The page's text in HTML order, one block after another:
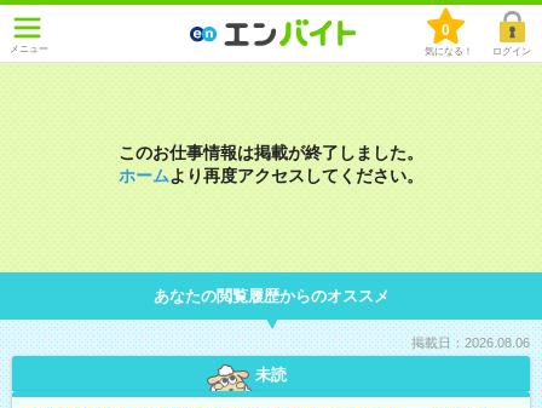
メニュー
0
気になる！ ログイン
このお仕事情報は掲載が終了しました。
ホームより再度アクセスしてください。
あなたの閲覧履歴からのオススメ
掲載日：2026.08.06
未読